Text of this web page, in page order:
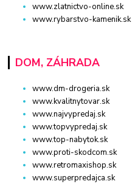
www.zlatnictvo-online.sk
www.rybarstvo-kamenik.sk
DOM, ZÁHRADA
www.dm-drogeria.sk
www.kvalitnytovar.sk
www.najvypredaj.sk
www.topvypredaj.sk
www.top-nabytok.sk
www.proti-skodcom.sk
www.retromaxishop.sk
www.superpredajca.sk